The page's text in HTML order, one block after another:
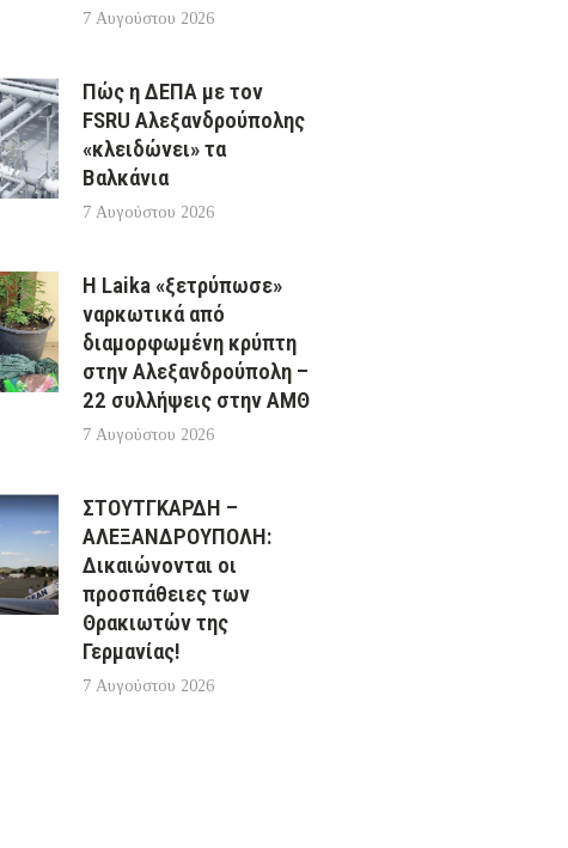
7 Αυγούστου 2026
Πώς η ΔΕΠΑ με τον
FSRU Αλεξανδρούπολης
«κλειδώνει» τα
Βαλκάνια
7 Αυγούστου 2026
Η Laika «ξετρύπωσε»
ναρκωτικά από
διαμορφωμένη κρύπτη
στην Αλεξανδρούπολη –
22 συλλήψεις στην ΑΜΘ
7 Αυγούστου 2026
ΣΤΟΥΤΓΚΑΡΔΗ –
ΑΛΕΞΑΝΔΡΟΥΠΟΛΗ:
Δικαιώνονται οι
προσπάθειες των
Θρακιωτών της
Γερμανίας!
7 Αυγούστου 2026